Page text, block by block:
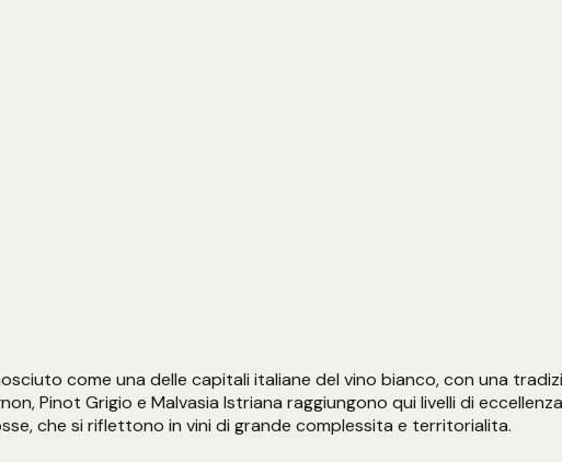
come una delle capitali italiane del vino bianco, con una
Pinot Grigio e Malvasia Istriana raggiungono qui livelli di
che si riflettono in vini di grande complessita e territorialita.